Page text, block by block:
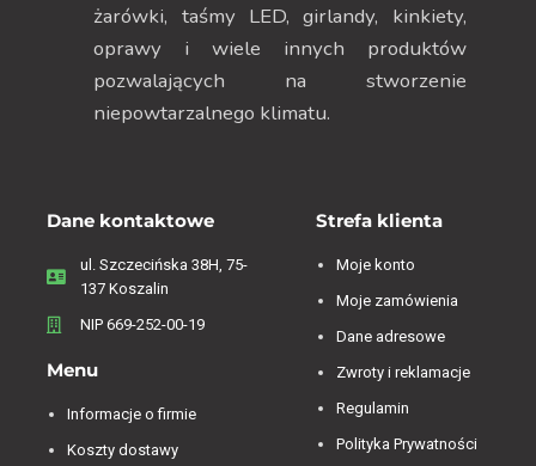
żarówki, taśmy LED, girlandy, kinkiety,
oprawy i wiele innych produktów
pozwalających na stworzenie
niepowtarzalnego klimatu.
Dane kontaktowe
ul. Szczecińska 38H, 75-
137 Koszalin
NIP 669-252-00-19
Menu
Informacje o firmie
Koszty dostawy
Strefa klienta
Moje konto
Moje zamówienia
Dane adresowe
Zwroty i reklamacje
Regulamin
Polityka Prywatności